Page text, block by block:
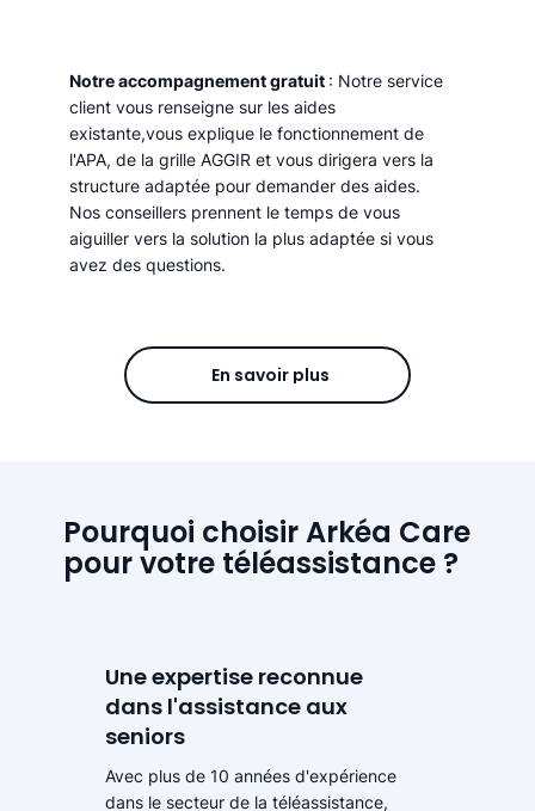
Notre accompagnement gratuit : Notre service
client vous renseigne sur les aides
existante,vous explique le fonctionnement de
l'APA, de la grille AGGIR et vous dirigera vers la
structure adaptée pour demander des aides.
Nos conseillers prennent le temps de vous
aiguiller vers la solution la plus adaptée si vous
avez des questions.
En savoir plus
Pourquoi choisir Arkéa Care
pour votre téléassistance ?
Une expertise reconnue
dans l'assistance aux
seniors
Avec plus de 10 années d'expérience
dans le secteur de la téléassistance,